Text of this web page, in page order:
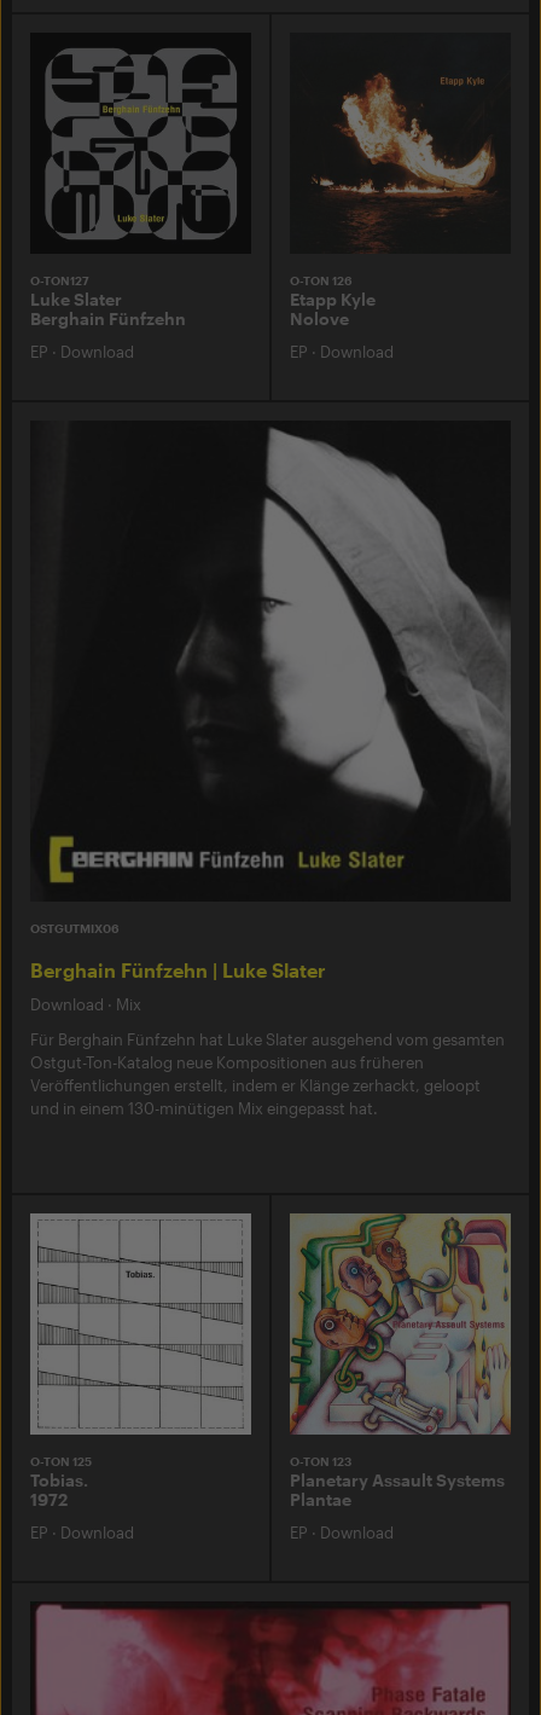
O-TON127
Luke Slater
Berghain Fünfzehn
EP · Download
OSTGUTMIX06
Berghain Fünfzehn | Luke Slater
Download · Mix
Für Berghain Fünfzehn hat Luke Slater ausgehend vom gesamten
Ostgut-Ton-Katalog neue Kompositionen aus früheren
Veröffentlichungen erstellt, indem er Klänge zerhackt, geloopt
und in einem 130-minütigen Mix eingepasst hat.
O-TON 126
Etapp Kyle
Nolove
EP · Download
O-TON 125
Tobias.
1972
EP · Download
O-TON 123
Planetary Assault Systems
Plantae
EP · Download